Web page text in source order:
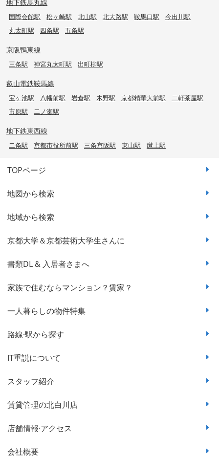
地下鉄烏丸線
国際会館駅 松ヶ崎駅 北山駅 北大路駅 鞍馬口駅
今出川駅
丸太町駅
四条駅 五条駅
京阪鴨東線
三条駅 神宮丸太町駅 出町柳駅
叡山電鉄鞍馬線
宝ヶ池駅 八幡前駅 岩倉駅 木野駅 京都精華大前駅
二軒茶屋駅
市原駅
二ノ瀬駅
地下鉄東西線
二条駅 京都市役所前駅 三条京阪駅 東山駅 蹴上駅
TOPページ
地図から検索
地域から検索
京都大学＆京都芸術大学生さんに
書類DL & 入居者さまへ
家族で住むならマンション？賃家？
一人暮らしの物件特集
路線·駅から探す
IT重説について
スタッフ紹介
賃貸管理の北白川店
店舗情報·アクセス
会社概要